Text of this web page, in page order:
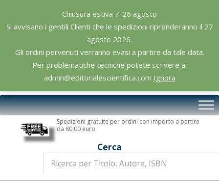
Chiusura estiva 7-26 agosto
Si avvisano i gentili Clienti che le spedizioni riprenderanno il 27
agosto 2026.
Gli ordini pervenuti verranno evasi a partire da tale data.
Per problematiche tecniche potete scrivere a:
admin@editorialescientifica.com Ignora
content
Editoriale
Scientifica
Primary
Navigation
Spedizioni gratuite per ordini con importo a partire
da 80,00 euro
Cerca